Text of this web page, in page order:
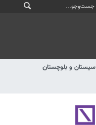
سیستان و بلوچستان